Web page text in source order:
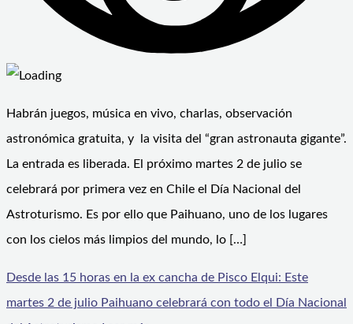
Habrán juegos, música en vivo, charlas, observación
astronómica gratuita, y la visita del “gran astronauta gigante”.
La entrada es liberada. El próximo martes 2 de julio se
celebrará por primera vez en Chile el Día Nacional del
Astroturismo. Es por ello que Paihuano, uno de los lugares
con los cielos más limpios del mundo, lo […]
Desde las 15 horas en la ex cancha de Pisco Elqui: Este
martes 2 de julio Paihuano celebrará con todo el Día Nacional